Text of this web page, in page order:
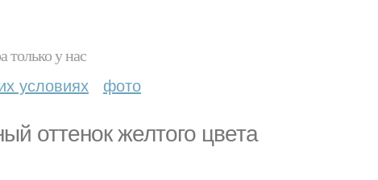
у нас
условиях фото
оттенок желтого цвета